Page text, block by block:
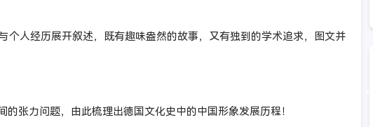
人经历展开叙述，既有趣味盎然的故事，又有独到的学术追求，图文并
张力问题，由此梳理出德国文化史中的中国形象发展历程！